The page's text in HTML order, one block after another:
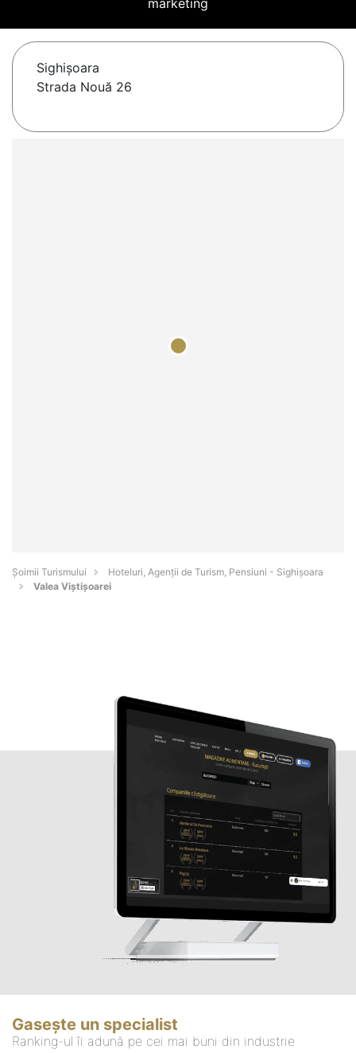
marketing
Sighişoara
Strada Nouă 26
Șoimii Turismului
Hoteluri, Agenții de Turism, Pensiuni - Sighişoara
Valea Viștișoarei
Gasește un specialist
Ranking-ul îi adună pe cei mai buni din industrie